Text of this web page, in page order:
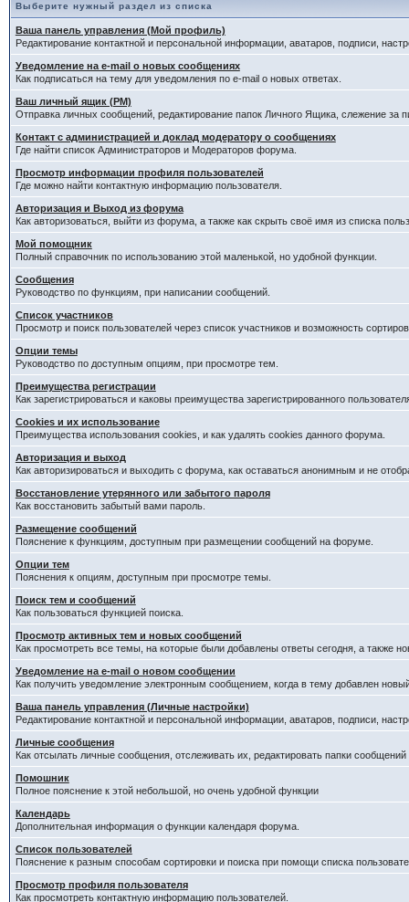
Выберите нужный раздел из списка
Ваша панель управления (Мой профиль)
Редактирование контактной и персональной информации, аватаров, подписи,
Уведомление на e-mail о новых сообщениях
Как подписаться на тему для уведомления по e-mail о новых ответах.
Ваш личный ящик (PM)
Отправка личных сообщений, редактирование папок Личного Ящика, слежение за
Контакт с администрацией и доклад модератору о сообщениях
Где найти список Администраторов и Модераторов форума.
Просмотр информации профиля пользователей
Где можно найти контактную информацию пользователя.
Авторизация и Выход из форума
Как авторизоваться, выйти из форума, а также как скрыть своё имя из списка
Мой помощник
Полный справочник по использованию этой маленькой, но удобной функции.
Сообщения
Руководство по функциям, при написании сообщений.
Список участников
Просмотр и поиск пользователей через список участников и возможность
Опции темы
Руководство по доступным опциям, при просмотре тем.
Преимущества регистрации
Как зарегистрироваться и каковы преимущества зарегистрированного
Cookies и их использование
Преимущества использования cookies, и как удалять cookies данного форума.
Авторизация и выход
Как авторизироваться и выходить с форума, как оставаться анонимным и не
Восстановление утерянного или забытого пароля
Как восстановить забытый вами пароль.
Размещение сообщений
Пояснение к функциям, доступным при размещении сообщений на форуме.
Опции тем
Пояснения к опциям, доступным при просмотре темы.
Поиск тем и сообщений
Как пользоваться функцией поиска.
Просмотр активных тем и новых сообщений
Как просмотреть все темы, на которые были добавлены ответы сегодня, а также
Уведомление на е-mail о новом сообщении
Как получить уведомление электронным сообщением, когда в тему добавлен
Ваша панель управления (Личные настройки)
Редактирование контактной и персональной информации, аватаров, подписи,
Личные сообщения
Как отсылать личные сообщения, отслеживать их, редактировать папки
Помошник
Полное пояснение к этой небольшой, но очень удобной функции
Календарь
Дополнительная информация о функции календаря форума.
Список пользователей
Пояснение к разным способам сортировки и поиска при помощи списка
Просмотр профиля пользователя
Как просмотреть контактную информацию пользователей.